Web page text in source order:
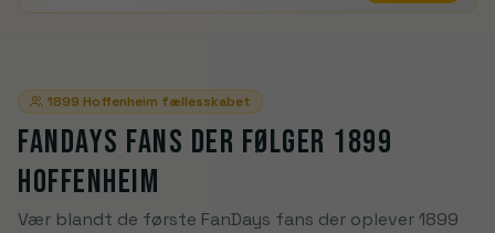
1899 Hoffenheim fællesskabet
FANDAYS FANS DER FØLGER 1899
HOFFENHEIM
Vær blandt de første FanDays fans der oplever 1899